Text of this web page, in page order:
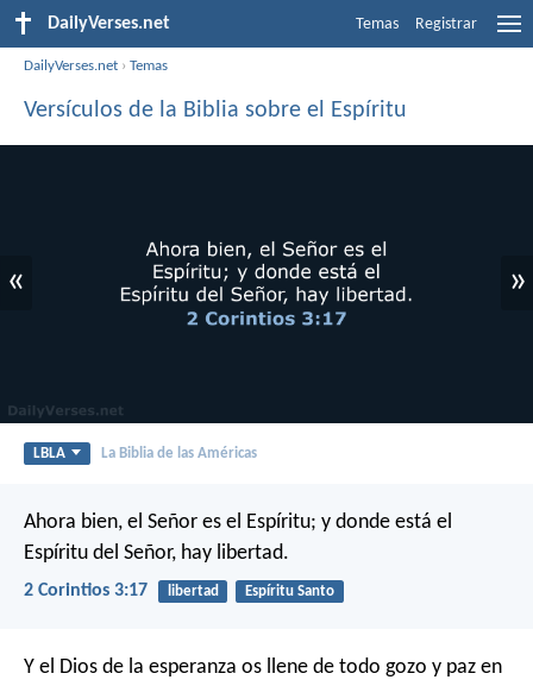
DailyVerses.net Temas Registrar
DailyVerses.net ›Temas
Versículos de la Biblia sobre el Espíritu
« »
LBLA La Biblia de las Américas
Ahora bien, el Señor es el Espíritu; y donde está el
Espíritu del Señor, hay libertad.
2 Corintios 3:17 libertad Espíritu Santo
Y el Dios de la esperanza os llene de todo gozo y paz en